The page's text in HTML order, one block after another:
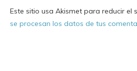
Este sitio usa Akismet para reducir el
se procesan los datos de tus